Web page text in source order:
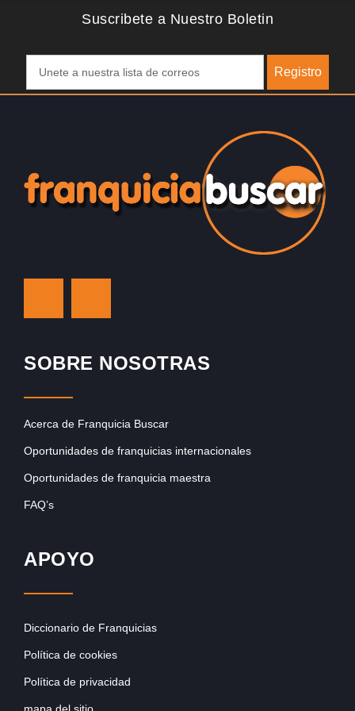
Suscribete a Nuestro Boletin
Registro
SOBRE NOSOTRAS
Acerca de Franquicia Buscar
Oportunidades de franquicias internacionales
Oportunidades de franquicia maestra
FAQ’s
APOYO
Diccionario de Franquicias
Política de cookies
Política de privacidad